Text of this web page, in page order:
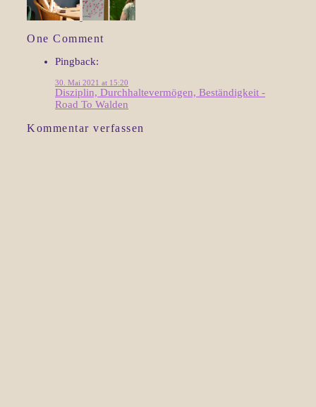
One Comment
Pingback:
30. Mai 2021 at 15:20
Disziplin, Durchhaltevermögen, Beständigkeit -
Road To Walden
Kommentar verfassen